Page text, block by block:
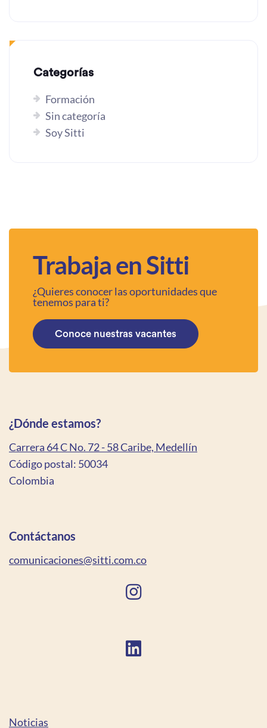
Categorías
Formación
Sin categoría
Soy Sitti
Trabaja en Sitti
¿Quieres conocer las oportunidades que
tenemos para ti?
Conoce nuestras vacantes
¿Dónde estamos?
Carrera 64 C No. 72 - 58 Caribe, Medellín
Código postal: 50034
Colombia
Contáctanos
comunicaciones@sitti.com.co
Noticias